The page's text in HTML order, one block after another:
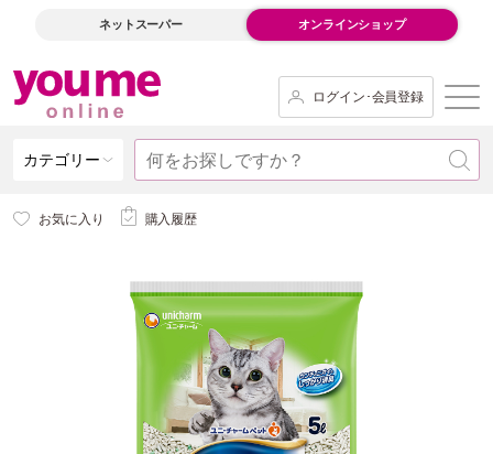
ネットスーパー オンラインショップ
ログイン･会員登録
カテゴリー
お気に入り 購入履歴